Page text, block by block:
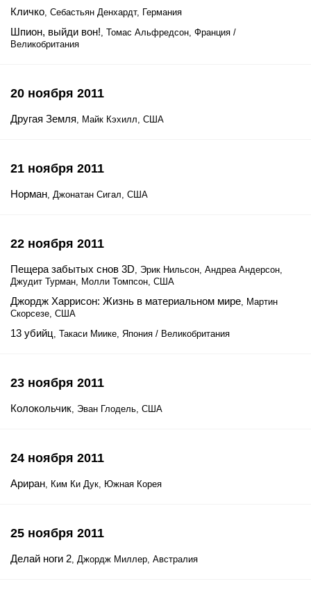
Кличко, Себастьян Денхардт, Германия
Шпион, выйди вон!, Томас Альфредсон, Франция /
Великобритания
20 ноября 2011
Другая Земля, Майк Кэхилл, США
21 ноября 2011
Норман, Джонатан Сигал, США
22 ноября 2011
Пещера забытых снов 3D, Эрик Нильсон, Андреа Андерсон,
Джудит Турман, Молли Томпсон, США
Джордж Харрисон: Жизнь в материальном мире, Мартин
Скорсезе, США
13 убийц, Такаси Миике, Япония / Великобритания
23 ноября 2011
Колокольчик, Эван Глодель, США
24 ноября 2011
Ариран, Ким Ки Дук, Южная Корея
25 ноября 2011
Делай ноги 2, Джордж Миллер, Австралия